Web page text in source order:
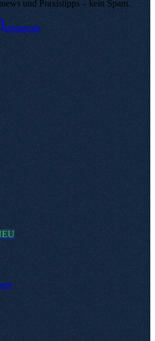
und Praxistipps – kein Spam.
Instagram